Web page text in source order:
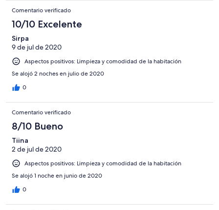
Comentario verificado
10/10 Excelente
Sirpa
9 de jul de 2020
Aspectos positivos: Limpieza y comodidad de la habitación
Se alojó 2 noches en julio de 2020
0
Comentario verificado
8/10 Bueno
Tiina
2 de jul de 2020
Aspectos positivos: Limpieza y comodidad de la habitación
Se alojó 1 noche en junio de 2020
0